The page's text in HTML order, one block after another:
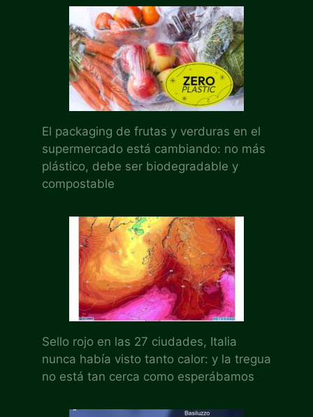
El packaging de frutas y verduras en el
supermercado está cambiando: no más
plástico, debe ser biodegradable y
compostable
Sello rojo en las 27 ciudades, Italia
nunca había visto tanto calor: y la tregua
no está tan cerca como esperábamos